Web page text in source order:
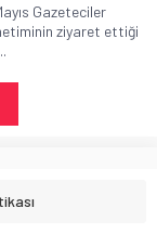
Gazeteciler
ziyaret ettiği